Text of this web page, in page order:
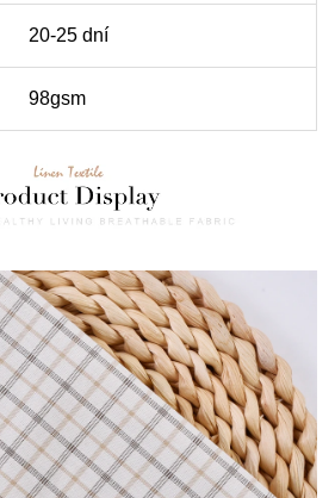
20-25 dní
98gsm